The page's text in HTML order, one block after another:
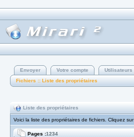
Envoyer Votre compte Utilisateurs
Fichiers :: Liste des propriétaires
Liste des propriétaires
Voici la liste des propriétaires de fichiers. Cliquez
Pages :1234